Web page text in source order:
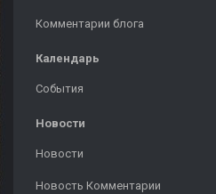
Комментарии блога
Календарь
События
Новости
Новости
Новость Комментарии